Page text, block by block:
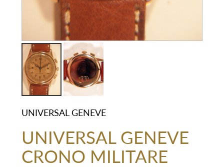
UNIVERSAL GENEVE
UNIVERSAL GENEVE
CRONO MILITARE